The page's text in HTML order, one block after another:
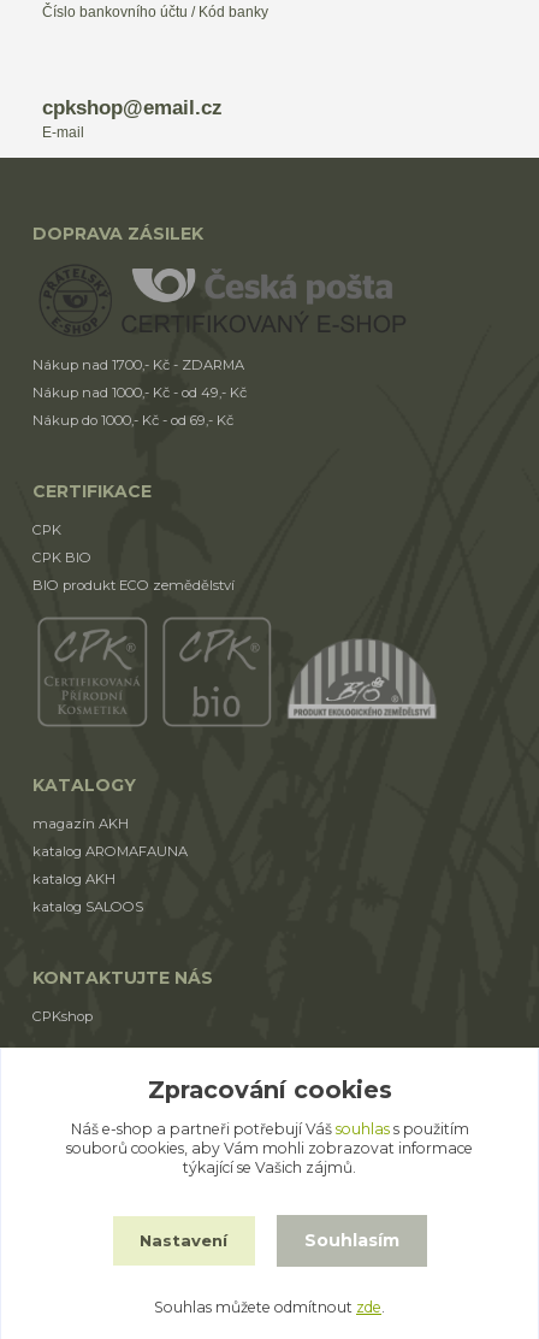
Číslo bankovního účtu / Kód banky
cpkshop@email.cz
E-mail
DOPRAVA ZÁSILEK
Nákup nad 1700,- Kč - ZDARMA
Nákup nad 1000,- Kč - od 49,- Kč
Nákup do 1000,- Kč - od 69,- Kč
CERTIFIKACE
CPK
CPK BIO
BIO produkt ECO zemědělství
KATALOGY
magazín AKH
katalog AROMAFAUNA
katalog AKH
katalog SALOOS
KONTAKTUJTE NÁS
CPKshop
(Po-Pá 9:00-17:00)
cpkshop@email.cz
Vytvořeno na
Eshop-rychle.cz
Zpracování cookies
Náš e-shop a partneři potřebují Váš souhlass použitím
souborů cookies, aby Vám mohli zobrazovat informace
týkající se Vašich zájmů.
Nastavení Souhlasím
Souhlas můžete odmítnout zde